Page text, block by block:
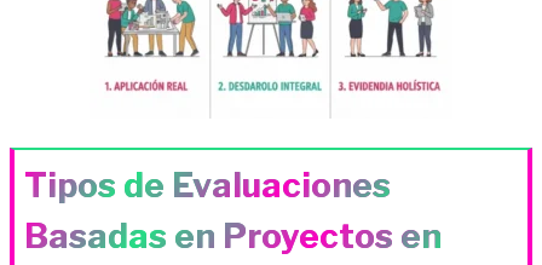
Tipos de Evaluaciones
Basadas en Proyectos en